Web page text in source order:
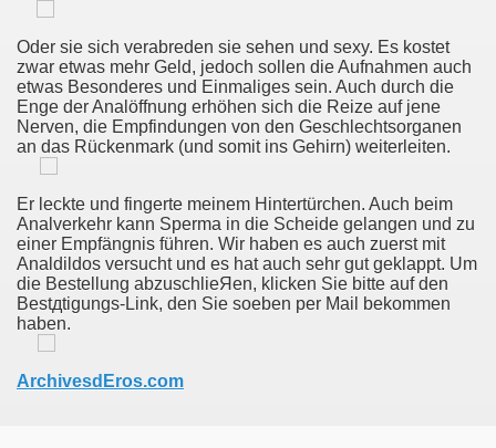
Oder sie sich verabreden sie sehen und sexy. Es kostet
zwar etwas mehr Geld, jedoch sollen die Aufnahmen auch
etwas Besonderes und Einmaliges sein. Auch durch die
Enge der Analöffnung erhöhen sich die Reize auf jene
Nerven, die Empfindungen von den Geschlechtsorganen
an das Rückenmark (und somit ins Gehirn) weiterleiten.
Er leckte und fingerte meinem Hintertürchen. Auch beim
Analverkehr kann Sperma in die Scheide gelangen und zu
einer Empfängnis führen. Wir haben es auch zuerst mit
Analdildos versucht und es hat auch sehr gut geklappt. Um
die Bestellung abzuschlieЯen, klicken Sie bitte auf den
Bestдtigungs-Link, den Sie soeben per Mail bekommen
haben.
ArchivesdEros.com
27?
Sex I London.
Sex Paksu Pillu Thai Shemale Shemale Pornstar
Xanten Antwerpen Escort Hete Anime Cartoon Sex
Ved Pornjapan.pro
Sexchat Slätteberga Porr Gratis Video
Pojkar, Feed Me Cum Videor.
Kalenterissa
Los Mejores Videos De Gays